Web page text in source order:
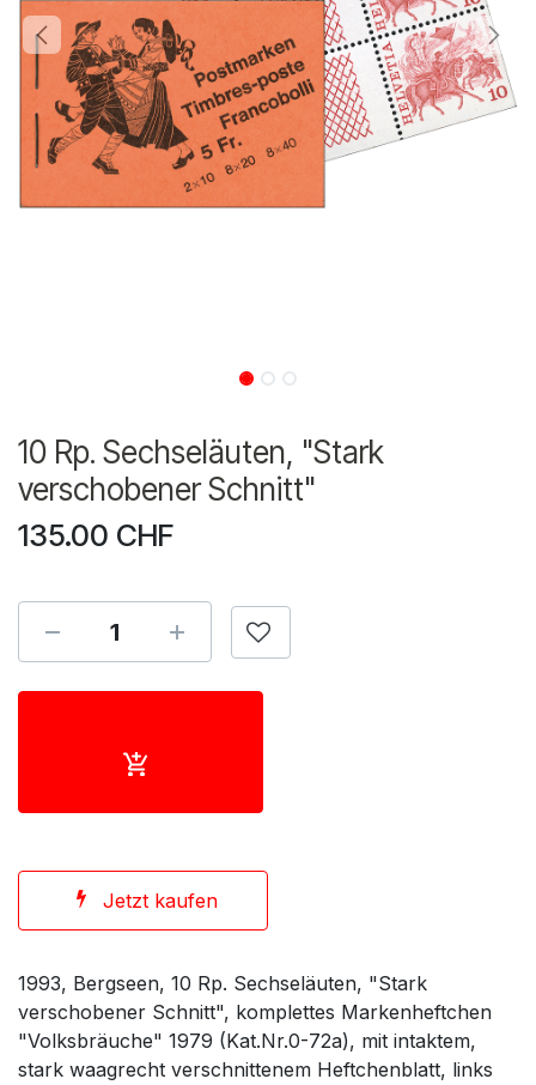
10 Rp. Sechseläuten, "Stark
verschobener Schnitt"
135.00 CHF
Jetzt kaufen
1993, Bergseen, 10 Rp. Sechseläuten, "Stark
verschobener Schnitt", komplettes Markenheftchen
"Volksbräuche" 1979 (Kat.Nr.0-72a), mit intaktem,
stark waagrecht verschnittenem Heftchenblatt, links